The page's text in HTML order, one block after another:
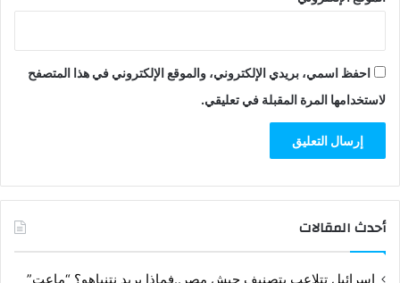
احفظ اسمي، بريدي الإلكتروني، والموقع الإلكتروني في هذا المتصفح
لاستخدامها المرة المقبلة في تعليقي.
أحدث المقالات
إسرائيل تتلاعب بتصنيف جيش مصر..فماذا يريد نتنياهو؟ “ماعت”